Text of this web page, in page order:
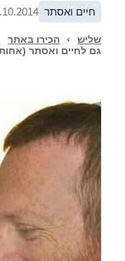
חיים ואסתר
שליש › הכירו באתר
גם לחיים ואסתר